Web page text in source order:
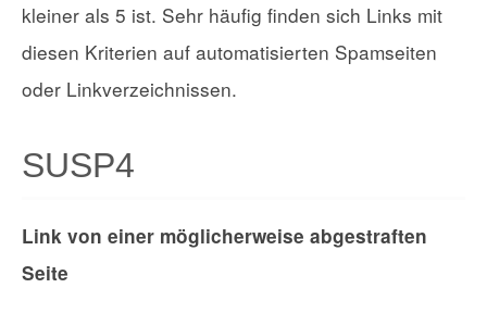
kleiner als 5 ist. Sehr häufig finden sich Links mit
diesen Kriterien auf automatisierten Spamseiten
oder Linkverzeichnissen.
SUSP4
Link von einer möglicherweise abgestraften
Seite